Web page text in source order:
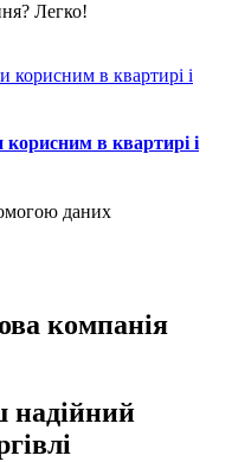
Легко!
в квартирі і
даних
компанія